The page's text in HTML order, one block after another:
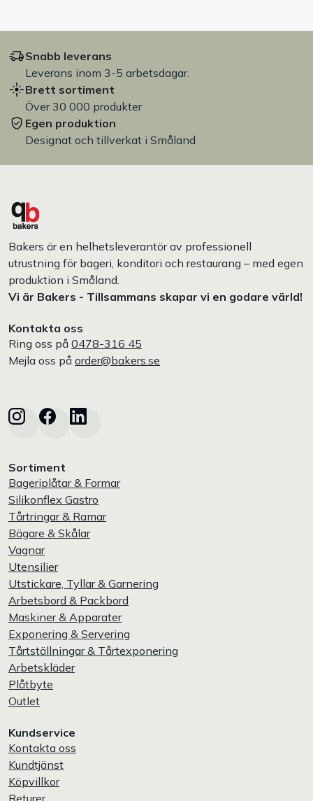
Snabb leverans
Leverans inom 3-5 arbetsdagar.
Brett sortiment
Över 30 000 produkter
Egen produktion
Designat och tillverkat i Småland
Bakers är en helhetsleverantör av professionell
utrustning för bageri, konditori och restaurang – med egen
produktion i Småland.
Vi är Bakers - Tillsammans skapar vi en godare värld!
Kontakta oss
Ring oss på 0478-316 45
Mejla oss på order@bakers.se
Sortiment
Bageriplåtar & Formar
Silikonflex Gastro
Tårtringar & Ramar
Bägare & Skålar
Vagnar
Utensilier
Utstickare, Tyllar & Garnering
Arbetsbord & Packbord
Maskiner & Apparater
Exponering & Servering
Tårtställningar & Tårtexponering
Arbetskläder
Plåtbyte
Outlet
Kundservice
Kontakta oss
Kundtjänst
Köpvillkor
Returer